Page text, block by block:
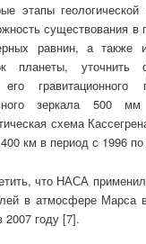
этапы
существования
равнин, а также
планеты,
его
зеркала 500
схема
км в период с 1996
что НАСА
в атмосфере Марса
2007 году [7].